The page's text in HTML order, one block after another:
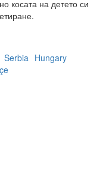
косата на детето си
Serbia Hungary